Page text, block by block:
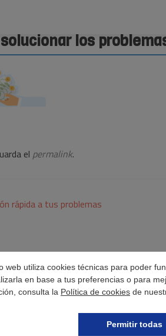
web utiliza cookies técnicas para poder
en base a tus preferencias o para
consulta la Política de cookies de
Permitir todas
los
el permalink.
rápida a tus problemas